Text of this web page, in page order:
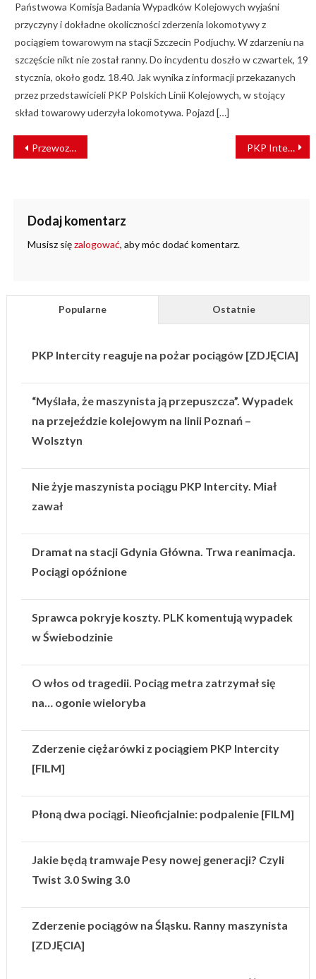
Państwowa Komisja Badania Wypadków Kolejowych wyjaśni
przyczyny i dokładne okoliczności zderzenia lokomotywy z
pociągiem towarowym na stacji Szczecin Podjuchy. W zdarzeniu na
szczęście nikt nie został ranny. Do incydentu doszło w czwartek, 19
stycznia, około godz. 18.40. Jak wynika z informacji przekazanych
przez przedstawicieli PKP Polskich Linii Kolejowych, w stojący
skład towarowy uderzyła lokomotywa. Pojazd […]
NAWIGACJA
WPISU
Przewozy kolejowe w cieniu cieśniny Ormuz PKP Intercity poszukuje spalinowozów na 160 km/h
Dodaj komentarz
Musisz sięzalogować, aby móc dodać komentarz.
Popularne Ostatnie
PKP Intercity reaguje na pożar pociągów [ZDJĘCIA]
“Myślała, że maszynista ją przepuszcza”. Wypadek
na przejeździe kolejowym na linii Poznań –
Wolsztyn
Nie żyje maszynista pociągu PKP Intercity. Miał
zawał
Dramat na stacji Gdynia Główna. Trwa reanimacja.
Pociągi opóźnione
Sprawca pokryje koszty. PLK komentują wypadek
w Świebodzinie
O włos od tragedii. Pociąg metra zatrzymał się
na… ogonie wieloryba
Zderzenie ciężarówki z pociągiem PKP Intercity
[FILM]
Płoną dwa pociągi. Nieoficjalnie: podpalenie [FILM]
Jakie będą tramwaje Pesy nowej generacji? Czyli
Twist 3.0 Swing 3.0
Zderzenie pociągów na Śląsku. Ranny maszynista
[ZDJĘCIA]